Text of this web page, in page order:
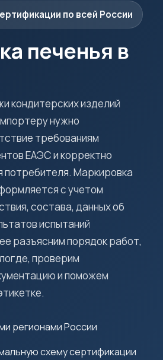
по всей России
печенья в
кондитерских изделий
нужно
требованиям
ЕАЭС и корректно
потребителя. Маркировка
с учетом
состава, данных об
испытаний
разъясним порядок работ,
проверим
и поможем
регионами России
схему сертификации